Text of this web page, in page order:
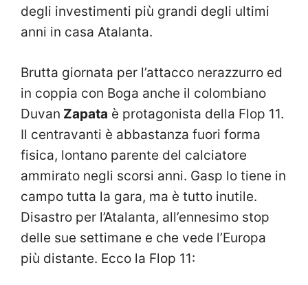
degli investimenti più grandi degli ultimi
anni in casa Atalanta.
Brutta giornata per l’attacco nerazzurro ed
in coppia con Boga anche il colombiano
Duvan Zapata è protagonista della Flop 11.
Il centravanti è abbastanza fuori forma
fisica, lontano parente del calciatore
ammirato negli scorsi anni. Gasp lo tiene in
campo tutta la gara, ma è tutto inutile.
Disastro per l’Atalanta, all’ennesimo stop
delle sue settimane e che vede l’Europa
più distante. Ecco la Flop 11: